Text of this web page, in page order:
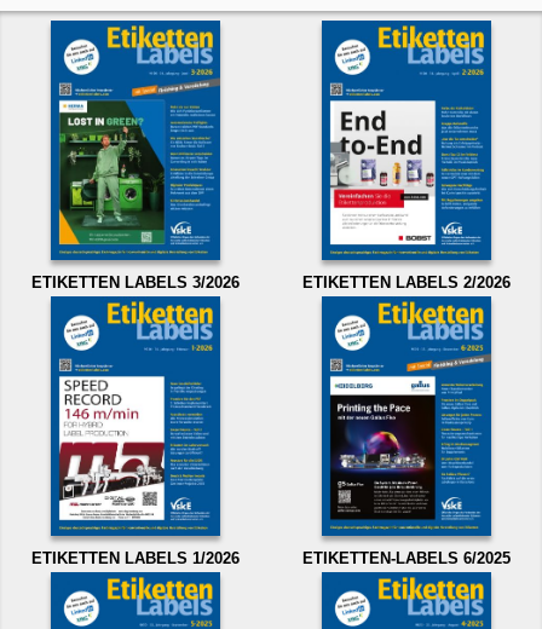
ETIKETTEN LABELS 3/2026 ETIKETTEN LABELS 2/2026
ETIKETTEN LABELS 1/2026 ETIKETTEN-LABELS 6/2025